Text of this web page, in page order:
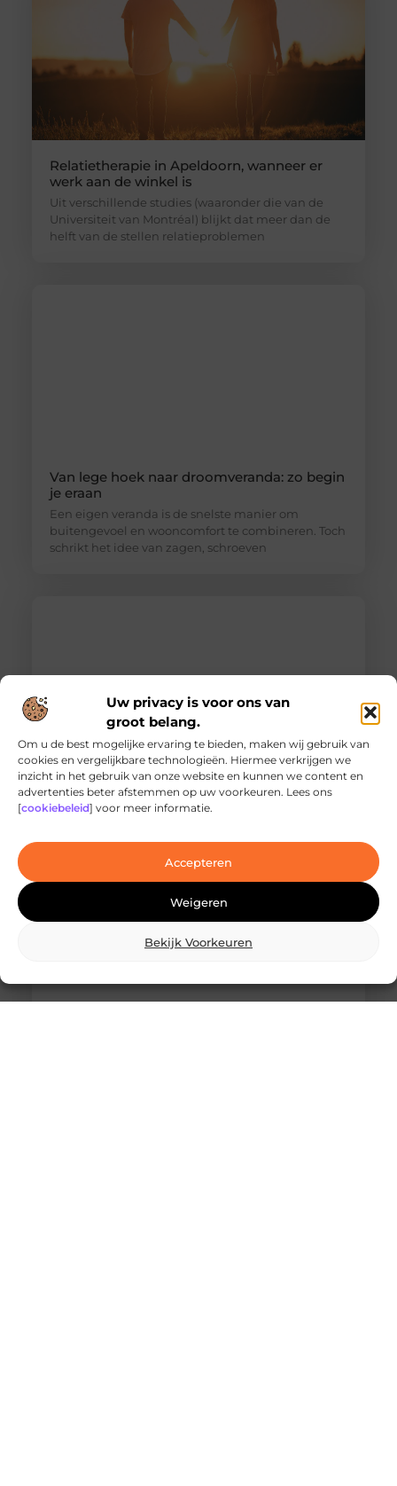
Uw privacy is voor ons van
groot belang.
Om u de best mogelijke ervaring te bieden, maken wij gebruik van
cookies en vergelijkbare technologieën. Hiermee verkrijgen we
inzicht in het gebruik van onze website en kunnen we content en
advertenties beter afstemmen op uw voorkeuren. Lees ons
[cookiebeleid] voor meer informatie.
Accepteren
Weigeren
Bekijk Voorkeuren
Relatietherapie in Apeldoorn, wanneer er
werk aan de winkel is
Uit verschillende studies (waaronder die van de
Universiteit van Montréal) blijkt dat meer dan de
helft van de stellen relatieproblemen
Van lege hoek naar droomveranda: zo begin
je eraan
Een eigen veranda is de snelste manier om
buitengevoel en wooncomfort te combineren. Toch
schrikt het idee van zagen, schroeven
Ontdek de innovatieve behandelingen in
jouw stad
laserbehandelingen in Den Haag? Dan ben je hier